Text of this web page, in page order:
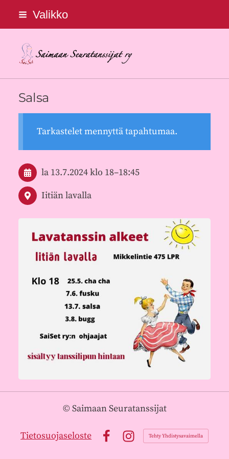
Siirry
sivun
sisältöön
Valikko
Saimaan Seuratanssijat ry
Salsa
Tarkastelet mennyttä tapahtumaa.
la 13.7.2024klo 18–18:45
Iitiän lavalla
© Saimaan Seuratanssijat
Tietosuojaseloste
Tehty Yhdistysavaimella